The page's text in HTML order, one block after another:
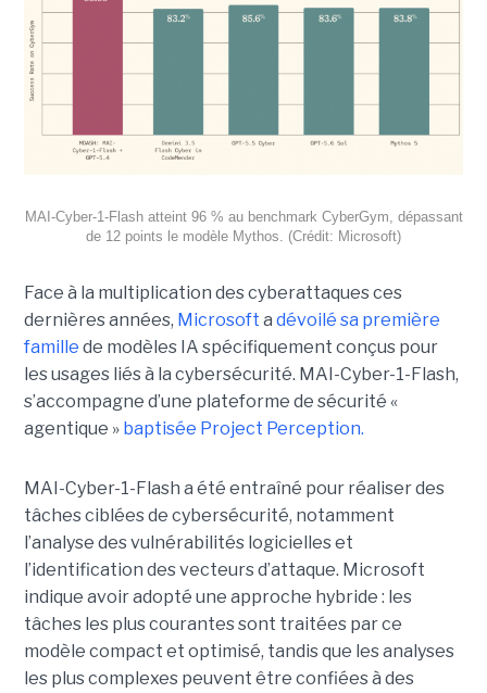
MAI-Cyber-1-Flash atteint 96 % au benchmark CyberGym, dépassant
de 12 points le modèle Mythos. (Crédit: Microsoft)
Face à la multiplication des cyberattaques ces
dernières années, Microsoft a dévoilé sa première
famille de modèles IA spécifiquement conçus pour
les usages liés à la cybersécurité. MAI-Cyber-1-Flash,
s’accompagne d’une plateforme de sécurité «
agentique » baptisée Project Perception.
MAI-Cyber-1-Flash a été entraîné pour réaliser des
tâches ciblées de cybersécurité, notamment
l’analyse des vulnérabilités logicielles et
l’identification des vecteurs d’attaque. Microsoft
indique avoir adopté une approche hybride : les
tâches les plus courantes sont traitées par ce
modèle compact et optimisé, tandis que les analyses
les plus complexes peuvent être confiées à des